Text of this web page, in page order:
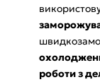
роботи з